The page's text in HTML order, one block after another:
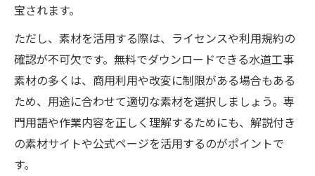
宝されます。
ただし、素材を活用する際は、ライセンスや利用規約の
確認が不可欠です。無料でダウンロードできる水道工事
素材の多くは、商用利用や改変に制限がある場合もある
ため、用途に合わせて適切な素材を選択しましょう。専
門用語や作業内容を正しく理解するためにも、解説付き
の素材サイトや公式ページを活用するのがポイントで
す。